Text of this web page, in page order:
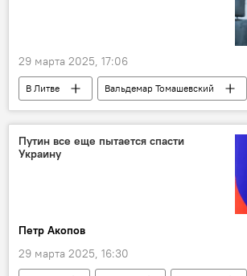
29 марта 2025, 17:06
В Литве
Вальдемар Томашевский
Европарламент
русский язык
образование
школа
Общество
проблемы нацменьшинств
Путин все еще пытается спасти
Украину
Петр Акопов
29 марта 2025, 16:30